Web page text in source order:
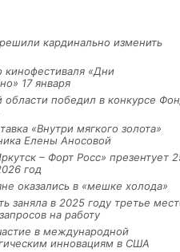
кардинально изменить
кинофестиваля «Дни
17 января
области победил в конкурсе
«Внутри мягкого золота»
Елены Аносовой
– Форт Росс» презентует
год
оказались в «мешке холода»
заняла в 2025 году третье
на работу
в международной
инновациям в США